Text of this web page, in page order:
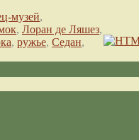
музей,
, Лоран де Ляшез,
, ружье, Седан,